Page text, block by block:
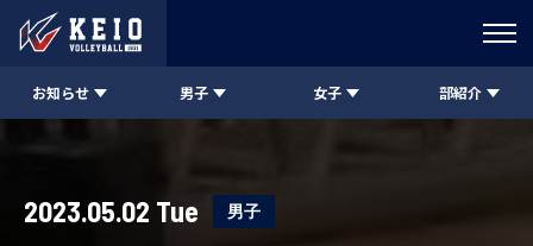
お知らせ 男子 女子 部紹介
2023.05.02 Tue 男子